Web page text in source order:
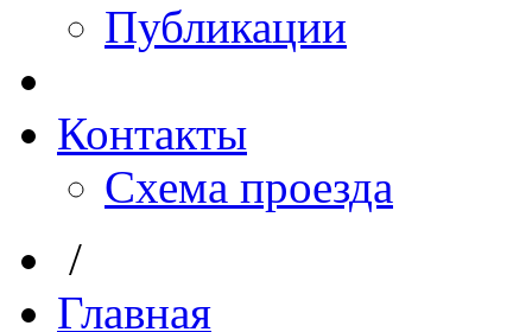
Публикации
Контакты
Схема проезда
/
Главная